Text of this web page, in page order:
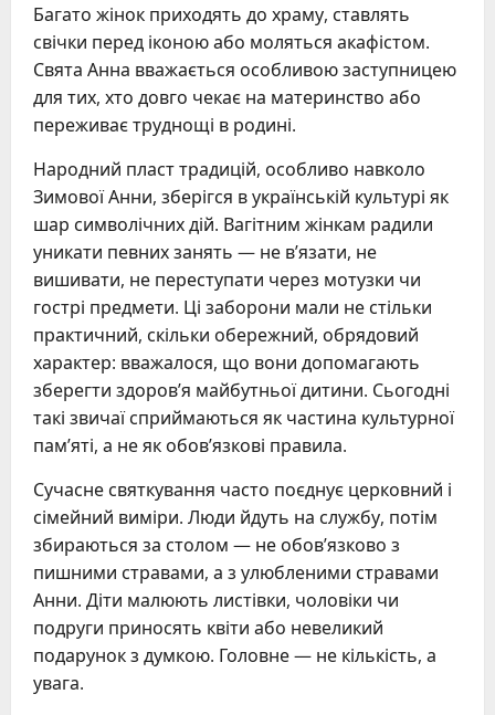
Багато жінок приходять до храму, ставлять
свічки перед іконою або моляться акафістом.
Свята Анна вважається особливою заступницею
для тих, хто довго чекає на материнство або
переживає труднощі в родині.
Народний пласт традицій, особливо навколо
Зимової Анни, зберігся в українській культурі як
шар символічних дій. Вагітним жінкам радили
уникати певних занять — не в’язати, не
вишивати, не переступати через мотузки чи
гострі предмети. Ці заборони мали не стільки
практичний, скільки обережний, обрядовий
характер: вважалося, що вони допомагають
зберегти здоров’я майбутньої дитини. Сьогодні
такі звичаї сприймаються як частина культурної
пам’яті, а не як обов’язкові правила.
Сучасне святкування часто поєднує церковний і
сімейний виміри. Люди йдуть на службу, потім
збираються за столом — не обов’язково з
пишними стравами, а з улюбленими стравами
Анни. Діти малюють листівки, чоловіки чи
подруги приносять квіти або невеликий
подарунок з думкою. Головне — не кількість, а
увага.